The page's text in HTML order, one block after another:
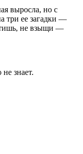
выросла, но с
три ее загадки —
не взыщи —
знает.